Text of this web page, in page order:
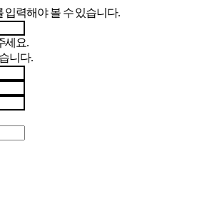
입력해야 볼 수 있습니다.
세요.
니다.